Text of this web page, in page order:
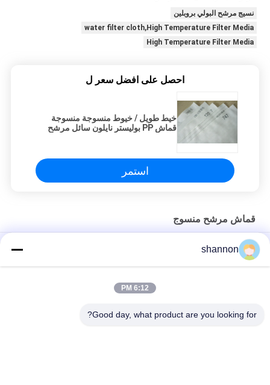
نسيج مرشح البولي بروبلين
water filter cloth,High Temperature Filter Media
High Temperature Filter Media
احصل على افضل سعر ل
خيط طويل / خيوط منسوجة منسوجة
قماش PP بوليستر نايلون سائل مرشح
استمر
قماش مرشح منسوج
خرطومshannon
6:12 PM
Good day, what product are you looking for?